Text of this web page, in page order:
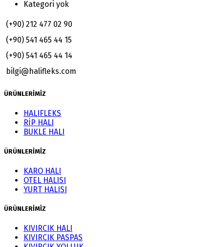
Kategori yok
(+90) 212 477 02 90
(+90) 541 465 44 15
(+90) 541 465 44 14
bilgi@halifleks.com
ÜRÜNLERİMİZ
HALIFLEKS
RİP HALI
BUKLE HALI
ÜRÜNLERİMİZ
KARO HALI
OTEL HALISI
YURT HALISI
ÜRÜNLERİMİZ
KIVIRCIK HALI
KIVIRCIK PASPAS